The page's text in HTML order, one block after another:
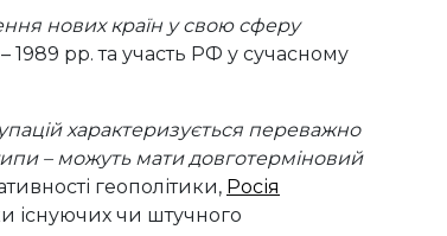
нових країн у свою сферу
1989 рр. та участь РФ у сучасному
характеризується переважно
– можуть мати довготерміновий
геополітики, Росія
існуючих чи штучного